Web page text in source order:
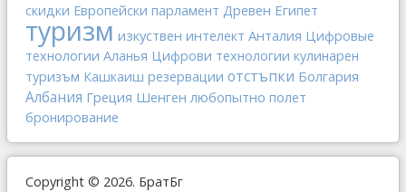
скидки Европейски парламент Древен Египет
туризм изкуствен интелект Анталия Цифровые
технологии Аланья Цифрови технологии кулинарен
туризъм Кашкаиш резервации отстъпки Болгария
Албания Греция Шенген любопытно полет
бронирование
Copyright © 2026. БратБг